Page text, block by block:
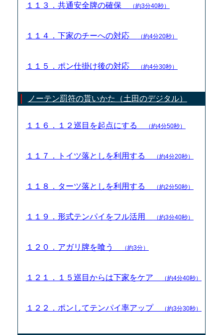
１１３．共通安全牌の確保 （約3分40秒）
１１４．下家のチーへの対応 （約4分20秒）
１１５．ポン仕掛け後の対応 （約4分30秒）
ノーテン罰符の貰いかた（土田のデジタル）
１１６．１２巡目を起点にする （約4分50秒）
１１７．トイツ落としを利用する （約4分20秒）
１１８．ターツ落としを利用する （約2分50秒）
１１９．形式テンパイをフル活用 （約3分40秒）
１２０．アガリ牌を喰う （約3分）
１２１．１５巡目からは下家をケア （約4分40秒）
１２２．ポンしてテンパイ率アップ （約3分30秒）